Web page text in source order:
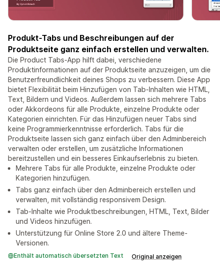
Produkt-Tabs und Beschreibungen auf der
Produktseite ganz einfach erstellen und verwalten.
Die Product Tabs-App hilft dabei, verschiedene
Produktinformationen auf der Produktseite anzuzeigen, um die
Benutzerfreundlichkeit deines Shops zu verbessern. Diese App
bietet Flexibilität beim Hinzufügen von Tab-Inhalten wie HTML,
Text, Bildern und Videos. Außerdem lassen sich mehrere Tabs
oder Akkordeons für alle Produkte, einzelne Produkte oder
Kategorien einrichten. Für das Hinzufügen neuer Tabs sind
keine Programmierkenntnisse erforderlich. Tabs für die
Produktseite lassen sich ganz einfach über den Adminbereich
verwalten oder erstellen, um zusätzliche Informationen
bereitzustellen und ein besseres Einkaufserlebnis zu bieten.
Mehrere Tabs für alle Produkte, einzelne Produkte oder
Kategorien hinzufügen.
Tabs ganz einfach über den Adminbereich erstellen und
verwalten, mit vollständig responsivem Design.
Tab-Inhalte wie Produktbeschreibungen, HTML, Text, Bilder
und Videos hinzufügen.
Unterstützung für Online Store 2.0 und ältere Theme-
Versionen.
Enthält automatisch übersetzten Text Original anzeigen